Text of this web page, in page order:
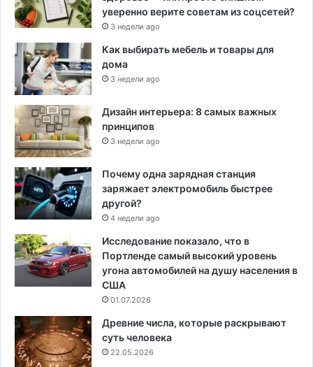
уверенно верите советам из соцсетей?
3 недели ago
Как выбирать мебель и товары для
дома
3 недели ago
Дизайн интерьера: 8 самых важных
принципов
3 недели ago
Почему одна зарядная станция
заряжает электромобиль быстрее
другой?
4 недели ago
Исследование показало, что в
Портленде самый высокий уровень
угона автомобилей на душу населения в
США
01.07.2026
Древние числа, которые раскрывают
суть человека
22.05.2026